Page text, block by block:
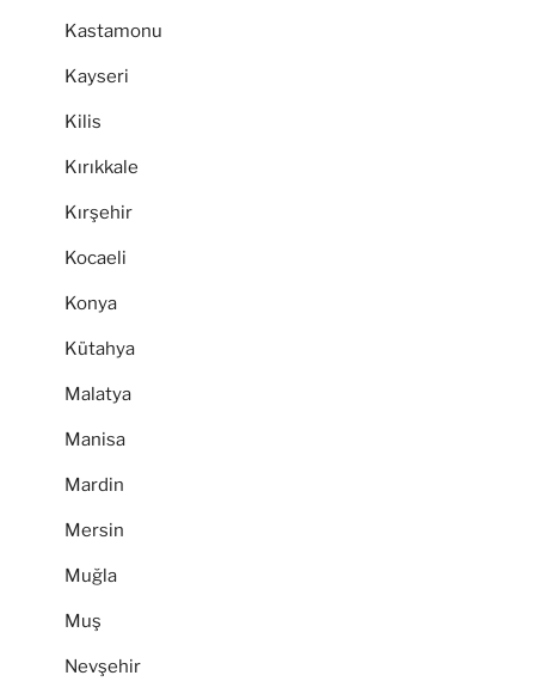
Kastamonu
Kayseri
Kilis
Kırıkkale
Kırşehir
Kocaeli
Konya
Kütahya
Malatya
Manisa
Mardin
Mersin
Muğla
Muş
Nevşehir